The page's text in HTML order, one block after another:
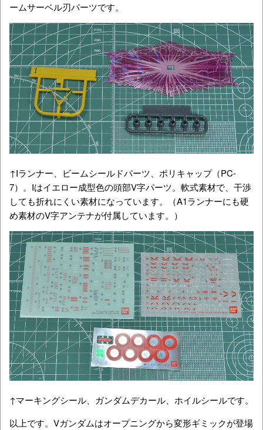
ームサーベル刃パーツです。
↑Iランナー、ビームシールドパーツ、ポリキャップ（PC-
7）。Iはイエロー成型色の頭部V字パーツ。軟式素材で、干渉
しても折れにくい素材になっています。（A1ランナーにも硬
め素材のV字アンテナが付属しています。）
↑マーキングシール、ガンダムデカール、ホイルシールです。
以上です。Vガンダムはオープニングから変形ギミックが登場